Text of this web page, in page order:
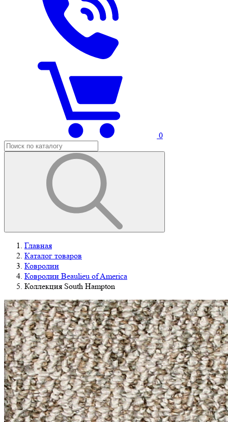
0
Главная
Каталог товаров
Ковролин
Ковролин Beaulieu of America
Коллекция South Hampton